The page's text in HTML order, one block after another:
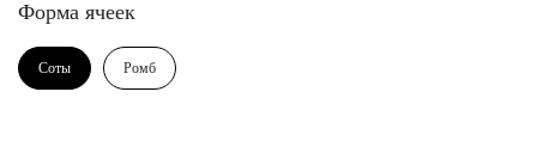
Форма ячеек
Соты Ромб